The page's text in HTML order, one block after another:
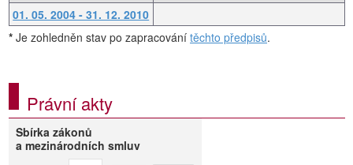
01. 05. 2004 - 31. 12. 2010
* Je zohledněn stav po zapracování těchto předpisů.
Právní akty
Sbírka zákonů
a mezinárodních smluv